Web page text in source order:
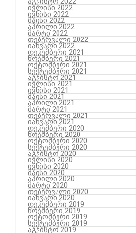
ივლისი 2022
ივნისი 2022
მაისი 2022
აპრილი 2022
მარტი 2022
თებერვალი 2022
იანვარი 2022
დეკემბერი 2021
ნოემბერი 2021
ოქტომბერი 2021
სექტემბერი 2021
აგვისტო 2021
ივლისი 2021
ივნისი 2021
მაისი 2021
აპრილი 2021
მარტი 2021
თებერვალი 2021
იანვარი 2021
დეკემბერი 2020
ნოემბერი 2020
ოქტომბერი 2020
სექტემბერი 2020
აგვისტო 2020
ივლისი 2020
ივნისი 2020
მაისი 2020
აპრილი 2020
მარტი 2020
თებერვალი 2020
იანვარი 2020
დეკემბერი 2019
ნოემბერი 2019
ოქტომბერი 2019
სექტემბერი 2019
აგვისტო 2019